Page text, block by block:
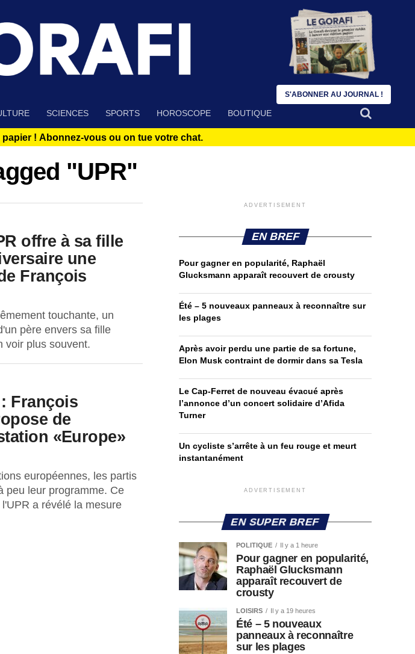
SCIENCES SPORTS HOROSCOPE BOUTIQUE
! Abonnez-vous ou on tue votre chat.
"UPR"
offre à sa fille
une
François
touchante, un
père envers sa fille
voir plus souvent.
François
de
«Europe»
européennes, les partis
peu leur programme. Ce
a révélé la mesure
ADVERTISEMENT
EN BREF
Pour gagner en popularité, Raphaël
Glucksmann apparaît recouvert de crousty
Été – 5 nouveaux panneaux à reconnaître sur
les plages
Après avoir perdu une partie de sa fortune,
Elon Musk contraint de dormir dans sa Tesla
Le Cap-Ferret de nouveau évacué après
l’annonce d’un concert solidaire d’Afida
Turner
Un cycliste s’arrête à un feu rouge et meurt
instantanément
ADVERTISEMENT
EN SUPER BREF
POLITIQUE Il y a 1 heure
Pour gagner en popularité,
Raphaël Glucksmann
apparaît recouvert de
crousty
LOISIRS Il y a 19 heures
Été – 5 nouveaux
panneaux à reconnaître
sur les plages
S'ABONNER AU JOURNAL !